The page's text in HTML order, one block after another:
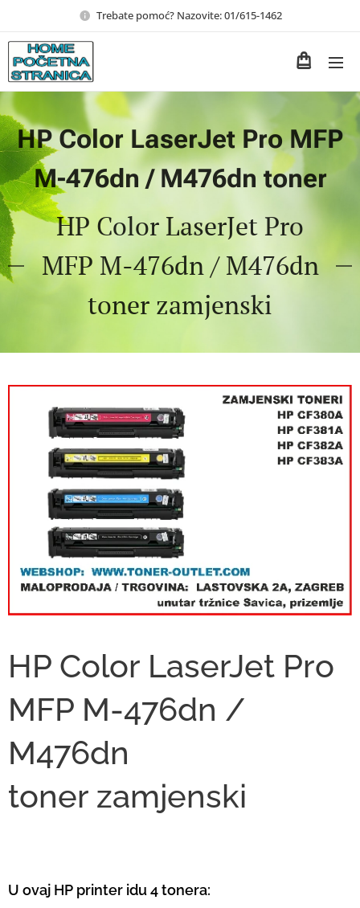
Trebate pomoć? Nazovite: 01/615-1462
HP Color LaserJet Pro MFP
M-476dn / M476dn toner
HP Color LaserJet Pro
MFP M-476dn / M476dn
toner zamjenski
HP Color LaserJet Pro
MFP M-476dn /
M476dn
toner zamjenski
U ovaj HP printer idu 4 tonera: